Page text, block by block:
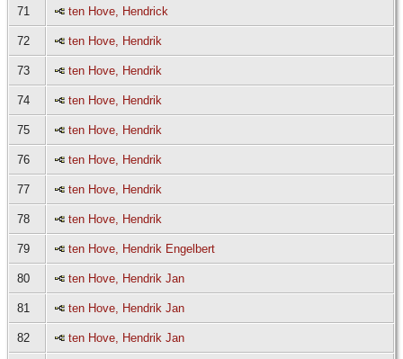
71 ten Hove, Hendrick
72 ten Hove, Hendrik
73 ten Hove, Hendrik
74 ten Hove, Hendrik
75 ten Hove, Hendrik
76 ten Hove, Hendrik
77 ten Hove, Hendrik
78 ten Hove, Hendrik
79 ten Hove, Hendrik Engelbert
80 ten Hove, Hendrik Jan
81 ten Hove, Hendrik Jan
82 ten Hove, Hendrik Jan